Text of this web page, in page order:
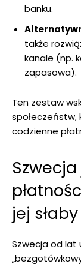
banku.
także
kanale (np.
zapasowa).
Ten zestaw
społeczeństw,
codzienne
jej
Szwecja od lat